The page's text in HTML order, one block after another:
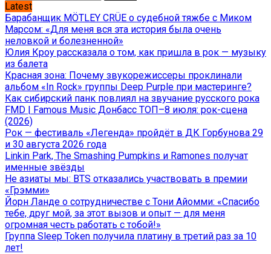
Latest
Барабанщик MÖTLEY CRÜE о судебной тяжбе с Миком
Марсом: «Для меня вся эта история была очень
неловкой и болезненной»
Юлия Кроу рассказала о том, как пришла в рок — музыку
из балета
Красная зона: Почему звукорежиссеры проклинали
альбом «In Rock» группы Deep Purple при мастеринге?
Как сибирский панк повлиял на звучание русского рока
FMD | Famous Music Донбасс ТОП–8 июля: рок-сцена
(2026)
Рок — фестиваль «Легенда» пройдёт в ДК Горбунова 29
и 30 августа 2026 года
Linkin Park, The Smashing Pumpkins и Ramones получат
именные звёзды
Не азиаты мы: BTS отказались участвовать в премии
«Грэмми»
Йорн Ланде о сотрудничестве с Тони Айомми: «Спасибо
тебе, друг мой, за этот вызов и опыт — для меня
огромная честь работать с тобой!»
Группа Sleep Token получила платину в третий раз за 10
лет!